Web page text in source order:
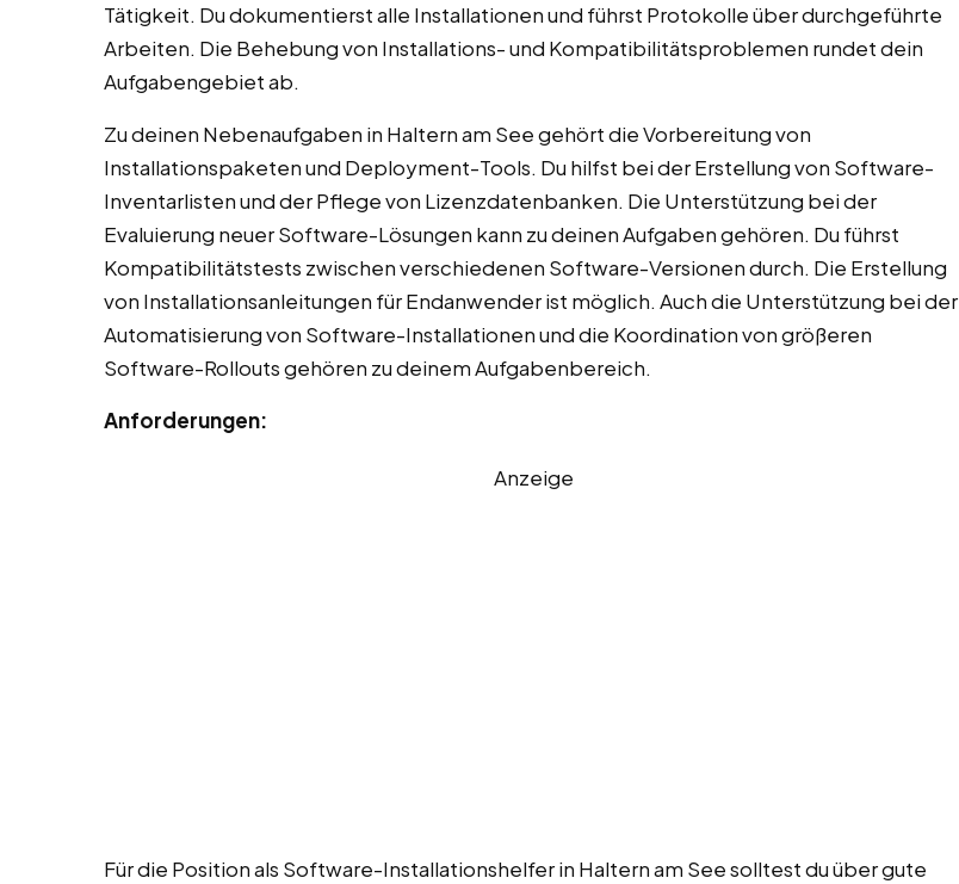
Tätigkeit. Du dokumentierst alle Installationen und führst Protokolle über durchgeführte
Arbeiten. Die Behebung von Installations- und Kompatibilitätsproblemen rundet dein
Aufgabengebiet ab.
Zu deinen Nebenaufgaben in Haltern am See gehört die Vorbereitung von
Installationspaketen und Deployment-Tools. Du hilfst bei der Erstellung von Software-
Inventarlisten und der Pflege von Lizenzdatenbanken. Die Unterstützung bei der
Evaluierung neuer Software-Lösungen kann zu deinen Aufgaben gehören. Du führst
Kompatibilitätstests zwischen verschiedenen Software-Versionen durch. Die Erstellung
von Installationsanleitungen für Endanwender ist möglich. Auch die Unterstützung bei der
Automatisierung von Software-Installationen und die Koordination von größeren
Software-Rollouts gehören zu deinem Aufgabenbereich.
Anforderungen:
Anzeige
Für die Position als Software-Installationshelfer in Haltern am See solltest du über gute